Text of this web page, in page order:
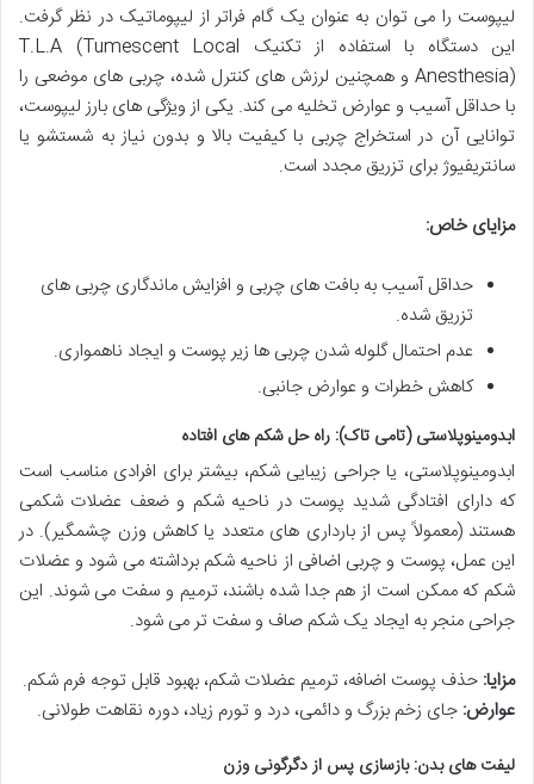
لیپوست را می توان به عنوان یک گام فراتر از لیپوماتیک در نظر گرفت.
این دستگاه با استفاده از تکنیک T.L.A (Tumescent Local
Anesthesia) و همچنین لرزش های کنترل شده، چربی های موضعی را
با حداقل آسیب و عوارض تخلیه می کند. یکی از ویژگی های بارز لیپوست،
توانایی آن در استخراج چربی با کیفیت بالا و بدون نیاز به شستشو یا
سانتریفیوژ برای تزریق مجدد است.
مزایای خاص:
حداقل آسیب به بافت های چربی و افزایش ماندگاری چربی های
تزریق شده.
عدم احتمال گلوله شدن چربی ها زیر پوست و ایجاد ناهمواری.
کاهش خطرات و عوارض جانبی.
ابدومینوپلاستی (تامی تاک): راه حل شکم های افتاده
ابدومینوپلاستی، یا جراحی زیبایی شکم، بیشتر برای افرادی مناسب است
که دارای افتادگی شدید پوست در ناحیه شکم و ضعف عضلات شکمی
هستند (معمولاً پس از بارداری های متعدد یا کاهش وزن چشمگیر). در
این عمل، پوست و چربی اضافی از ناحیه شکم برداشته می شود و عضلات
شکم که ممکن است از هم جدا شده باشند، ترمیم و سفت می شوند. این
جراحی منجر به ایجاد یک شکم صاف و سفت تر می شود.
مزایا: حذف پوست اضافه، ترمیم عضلات شکم، بهبود قابل توجه فرم شکم.
عوارض: جای زخم بزرگ و دائمی، درد و تورم زیاد، دوره نقاهت طولانی.
لیفت های بدن: بازسازی پس از دگرگونی وزن